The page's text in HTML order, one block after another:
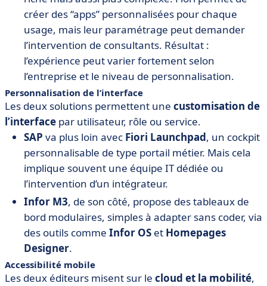
créer des “apps” personnalisées pour chaque
usage, mais leur paramétrage peut demander
l’intervention de consultants. Résultat :
l’expérience peut varier fortement selon
l’entreprise et le niveau de personnalisation.
Personnalisation de l’interface
Les deux solutions permettent une customisation de
l’interface par utilisateur, rôle ou service.
SAP va plus loin avec Fiori Launchpad, un cockpit
personnalisable de type portail métier. Mais cela
implique souvent une équipe IT dédiée ou
l’intervention d’un intégrateur.
Infor M3, de son côté, propose des tableaux de
bord modulaires, simples à adapter sans coder, via
des outils comme Infor OS et Homepages
Designer.
Accessibilité mobile
Les deux éditeurs misent sur le cloud et la mobilité,